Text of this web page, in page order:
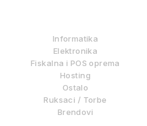
Informatika
Elektronika
Fiskalna i POS oprema
Hosting
Ostalo
Ruksaci / Torbe
Brendovi